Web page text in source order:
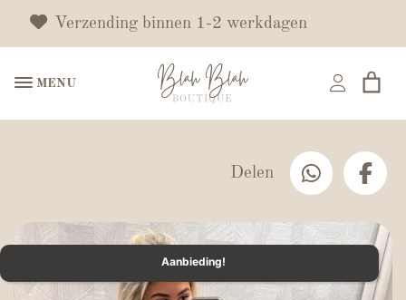
Verzending binnen 1-2 werkdagen
MENU
Delen
Aanbieding!